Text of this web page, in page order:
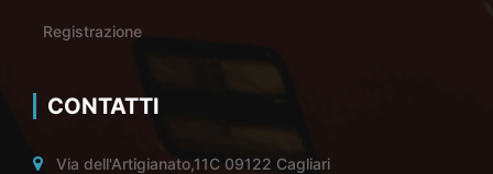
Registrazione
CONTATTI
Via dell'Artigianato,11C 09122 Cagliari